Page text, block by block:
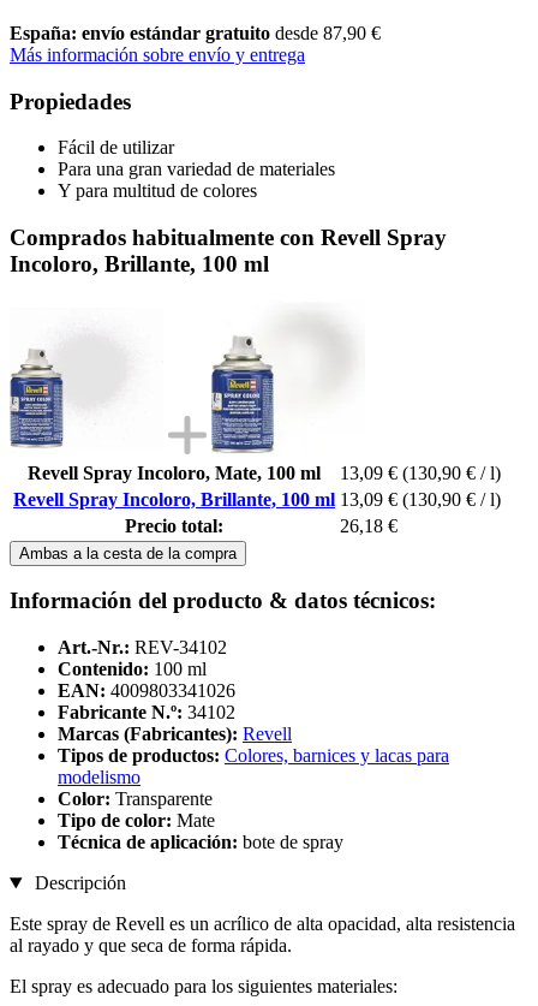
España: envío estándar gratuito desde 87,90 €
Más información sobre envío y entrega
Propiedades
Fácil de utilizar
Para una gran variedad de materiales
Y para multitud de colores
Comprados habitualmente con Revell Spray
Incoloro, Brillante, 100 ml
Revell Spray Incoloro, Mate, 100 ml 13,09 € (130,90 € / l)
Revell Spray Incoloro, Brillante, 100 ml 13,09 € (130,90 € / l)
Precio total:
26,18 €
Ambas a la cesta de la compra
Información del producto & datos técnicos:
Art.-Nr.: REV-34102
Contenido: 100 ml
EAN: 4009803341026
Fabricante N.º: 34102
Marcas (Fabricantes): Revell
Tipos de productos: Colores, barnices y lacas para
modelismo
Color: Transparente
Tipo de color: Mate
Técnica de aplicación: bote de spray
Descripción
Este spray de Revell es un acrílico de alta opacidad, alta resistencia
al rayado y que seca de forma rápida.
El spray es adecuado para los siguientes materiales: